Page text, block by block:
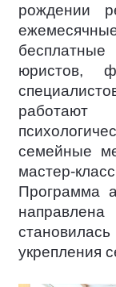
рождении
юристов,
семейные
мастер-
Программа
укрепления